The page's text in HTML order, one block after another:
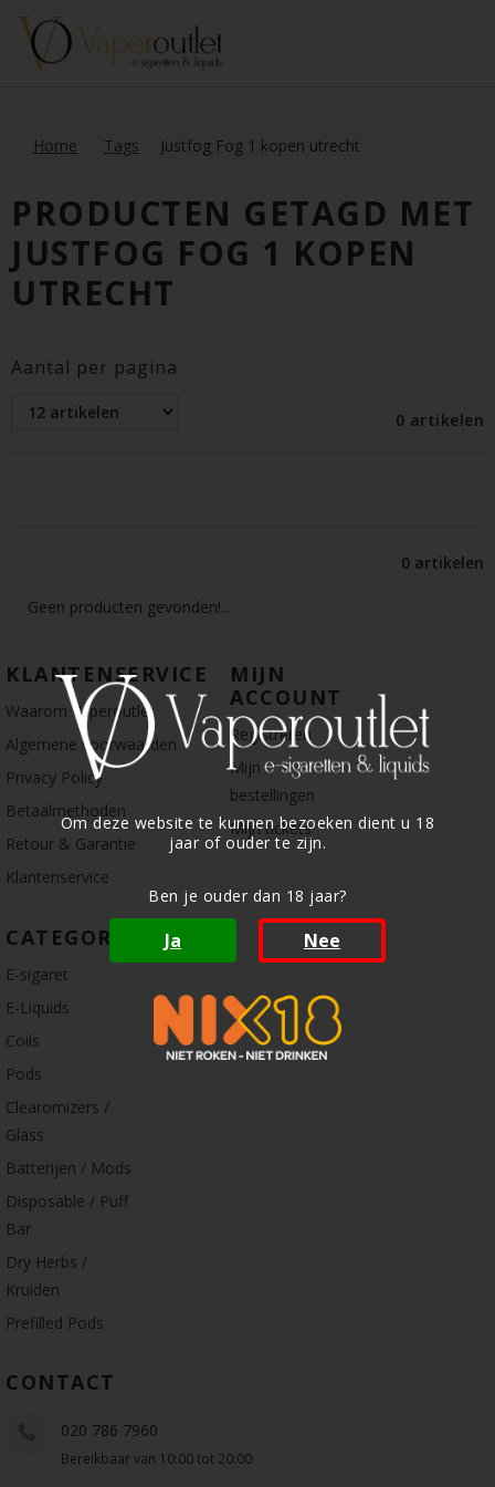
Om deze website te kunnen bezoeken dient u 18
jaar of ouder te zijn.
Ben je ouder dan 18 jaar?
Ja Nee
Home Tags Justfog Fog 1 kopen utrecht
PRODUCTEN GETAGD MET
JUSTFOG FOG 1 KOPEN
UTRECHT
Aantal per pagina
0 artikelen
0 artikelen
Geen producten gevonden!...
KLANTENSERVICE
Waarom Vaperoutlet
Algemene voorwaarden
Privacy Policy
Betaalmethoden
Retour & Garantie
Klantenservice
MIJN
ACCOUNT
Registreren
Mijn
bestellingen
Mijn tickets
CATEGORIE
E-sigaret
E-Liquids
Coils
Pods
Clearomizers /
Glass
Batterijen / Mods
Disposable / Puff
Bar
Dry Herbs /
Kruiden
Prefilled Pods
CONTACT
020 786 7960
Bereikbaar van 10:00 tot 20:00